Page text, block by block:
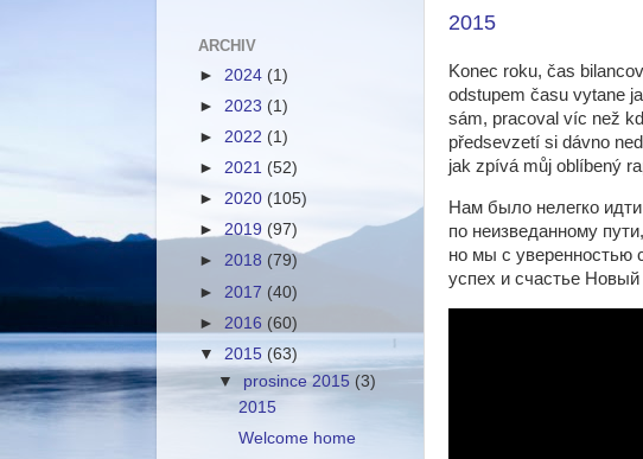
2015
Konec roku, čas
odstupem času vytane
sám, pracoval víc než
předsevzetí si dávno
jak zpívá můj oblíbený
Нам было нелегко идти
по неизведанному пути,
но мы с уверенностью
успех и счастье Новый
ARCHIV
► 2024 (1)
► 2023 (1)
► 2022 (1)
► 2021 (52)
► 2020 (105)
► 2019 (97)
► 2018 (79)
► 2017 (40)
► 2016 (60)
▼ 2015 (63)
▼ prosince 2015 (3)
2015
Welcome home